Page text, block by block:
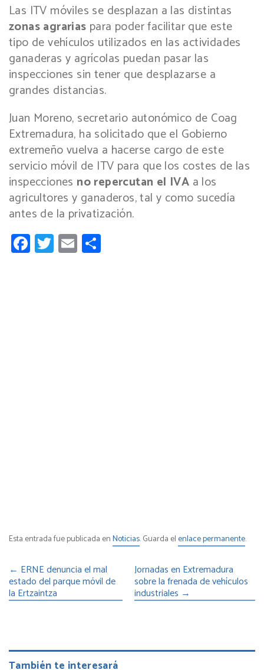
Las ITV móviles se desplazan a las distintas
zonas agrarias para poder facilitar que este
tipo de vehículos utilizados en las actividades
ganaderas y agrícolas puedan pasar las
inspecciones sin tener que desplazarse a
grandes distancias.
Juan Moreno, secretario autonómico de Coag
Extremadura, ha solicitado que el Gobierno
extremeño vuelva a hacerse cargo de este
servicio móvil de ITV para que los costes de las
inspecciones no repercutan el IVA a los
agricultores y ganaderos, tal y como sucedía
antes de la privatización.
Facebook
Twitter
Email
Esta entrada fue publicada enNoticias. Guarda elenlace permanente.
← ERNE denuncia el mal
estado del parque móvil de
la Ertzaintza
Jornadas en Extremadura
sobre la frenada de vehículos
industriales →
También te interesará